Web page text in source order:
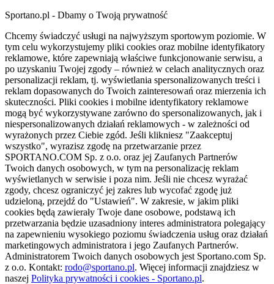
Sportano.pl - Dbamy o Twoją prywatność
Chcemy świadczyć usługi na najwyższym sportowym poziomie. W
tym celu wykorzystujemy pliki cookies oraz mobilne identyfikatory
reklamowe, które zapewniają właściwe funkcjonowanie serwisu, a
po uzyskaniu Twojej zgody – również w celach analitycznych oraz
personalizacji reklam, tj. wyświetlania spersonalizowanych treści i
reklam dopasowanych do Twoich zainteresowań oraz mierzenia ich
skuteczności. Pliki cookies i mobilne identyfikatory reklamowe
mogą być wykorzystywane zarówno do spersonalizowanych, jak i
niespersonalizowanych działań reklamowych - w zależności od
wyrażonych przez Ciebie zgód. Jeśli klikniesz "Zaakceptuj
wszystko", wyrazisz zgodę na przetwarzanie przez
SPORTANO.COM Sp. z o.o. oraz jej Zaufanych Partnerów
Twoich danych osobowych, w tym na personalizację reklam
wyświetlanych w serwisie i poza nim. Jeśli nie chcesz wyrażać
zgody, chcesz ograniczyć jej zakres lub wycofać zgodę już
udzieloną, przejdź do "Ustawień". W zakresie, w jakim pliki
cookies będą zawierały Twoje dane osobowe, podstawą ich
przetwarzania będzie uzasadniony interes administratora polegający
na zapewnieniu wysokiego poziomu świadczenia usług oraz działań
marketingowych administratora i jego Zaufanych Partnerów.
Administratorem Twoich danych osobowych jest Sportano.com Sp.
z o.o. Kontakt: rodo@sportano.pl. Więcej informacji znajdziesz w
naszej Polityka prywatności i cookies - Sportano.pl.